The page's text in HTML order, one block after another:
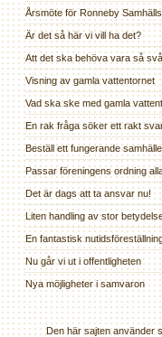
Årsmöte för Ronneby
Är det så här vi vill ha det?
Att det ska behöva vara så
Visning av gamla vattentornet
Vad ska ske med gamla
En rak fråga söker ett rakt
Beställ ett fungerande samhälle
Passar föreningens ordning
Det är dags att ta ansvar nu!
Liten handling av stor
En fantastisk
Nu går vi ut i offentligheten
Nya möjligheter i samvaron
Den här sajten använder